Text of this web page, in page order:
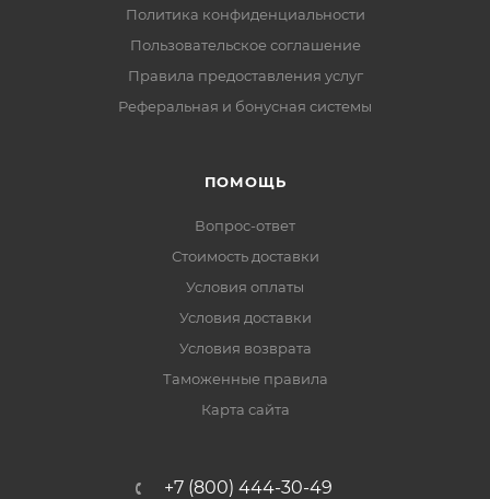
Политика конфиденциальности
Пользовательское соглашение
Правила предоставления услуг
Реферальная и бонусная системы
ПОМОЩЬ
Вопрос-ответ
Стоимость доставки
Условия оплаты
Условия доставки
Условия возврата
Таможенные правила
Карта сайта
+7 (800) 444-30-49